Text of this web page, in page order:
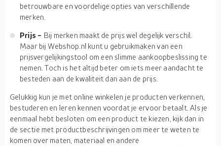
betrouwbare en voordelige opties van verschillende
merken.
Prijs - Bij merken maakt de prijs wel degelijk verschil.
Maar bij Webshop.nl kunt u gebruikmaken van een
prijsvergelijkingstool om een slimme aankoopbeslissing te
nemen. Toch is het altijd beter om iets meer aandacht te
besteden aan de kwaliteit dan aan de prijs.
Gelukkig kun je met online winkelen je producten verkennen,
bestuderen en leren kennen voordat je ervoor betaalt. Als je
eenmaal hebt besloten om een product te kiezen, kijk dan in
de sectie met productbeschrijvingen om meer te weten te
komen over maten, materiaal en andere